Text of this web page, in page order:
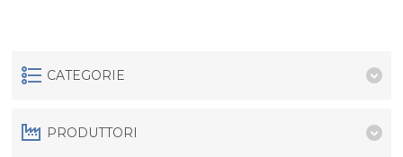
CATEGORIE
PRODUTTORI